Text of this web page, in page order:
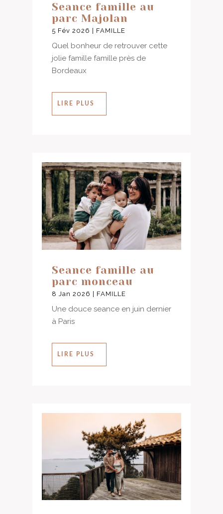
Seance famille au
parc Majolan
5 Fév 2026 FAMILLE
Quel bonheur de retrouver cette
jolie famille famille près de
Bordeaux
LIRE PLUS
Seance famille au
parc monceau
8 Jan 2026 | FAMILLE
Une douce seance en juin dernier
à Paris
LIRE PLUS